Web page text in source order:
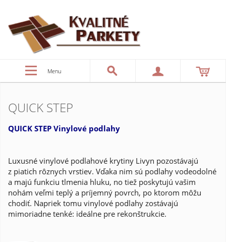
Menu
QUICK STEP
QUICK STEP Vinylové podlahy
Luxusné vinylové podlahové krytiny Livyn pozostávajú
z piatich rôznych vrstiev. Vďaka nim sú podlahy vodeodolné
a majú funkciu tlmenia hluku, no tiež poskytujú vašim
nohám veľmi teplý a príjemný povrch, po ktorom môžu
chodiť. Napriek tomu vinylové podlahy zostávajú
mimoriadne tenké: ideálne pre rekonštrukcie.